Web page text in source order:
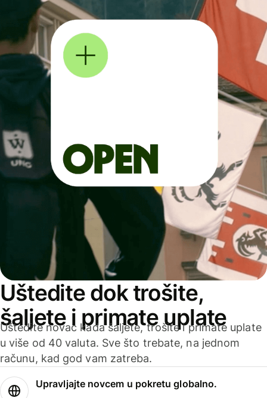
Uštedite dok trošite,
šaljete i primate uplate
Uštedite novac kada šaljete, trošite i primate uplate
u više od 40 valuta. Sve što trebate, na jednom
računu, kad god vam zatreba.
Upravljajte novcem u pokretu globalno.